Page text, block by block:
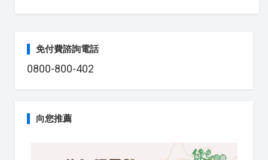
免付費諮詢電話
0800-800-402
向您推薦